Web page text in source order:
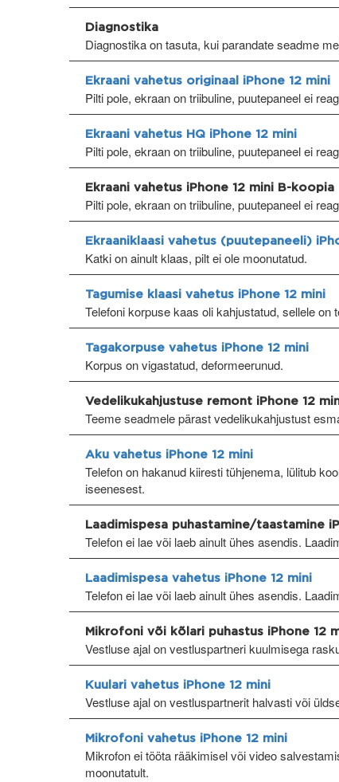
Diagnostika
Diagnostika on tasuta, kui parandate seadme
Ekraani vahetus originaal iPhone 12 mini
Pilti pole, ekraan on triibuline, puutepaneel ei
Ekraani vahetus HQ iPhone 12 mini
Pilti pole, ekraan on triibuline, puutepaneel ei
Ekraani vahetus iPhone 12 mini B-koopia
Pilti pole, ekraan on triibuline, puutepaneel ei
Ekraaniklaasi vahetus (puutepaneeli)
Katki on ainult klaas, pilt ei ole moonutatud.
Tagumise klaasi vahetus iPhone 12 mini
Telefoni korpuse kaas oli kahjustatud, sellele on
Tagakorpuse vahetus iPhone 12 mini
Korpus on vigastatud, deformeerunud.
Vedelikukahjustuse remont iPhone 12
Teeme seadmele pärast vedelikukahjustust
Aku vahetus iPhone 12 mini
Telefon on hakanud kiiresti tühjenema, lülitub
iseenesest.
Laadimispesa puhastamine/taastamine
Telefon ei lae või laeb ainult ühes asendis.
Laadimispesa vahetus iPhone 12 mini
Telefon ei lae või laeb ainult ühes asendis.
Mikrofoni või kõlari puhastus iPhone 12
Vestluse ajal on vestluspartneri kuulmisega
Kuulari vahetus iPhone 12 mini
Vestluse ajal on vestluspartnerit halvasti või
Mikrofoni vahetus iPhone 12 mini
Mikrofon ei tööta rääkimisel või video
moonutatult.